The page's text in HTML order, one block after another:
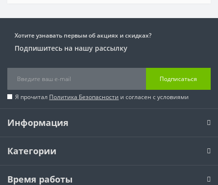
Хотите узнавать первым об акциях и скидках?
Подпишитесь на нашу рассылку
Подписаться
Я прочитал Политика Безопасности и согласен с условиями
Информация
Категории
Время работы